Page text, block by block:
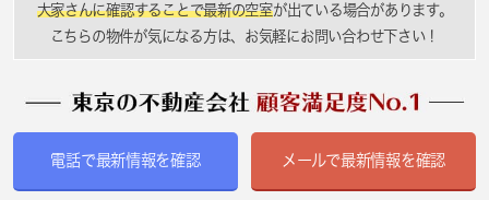
大家さんに確認することで最新の空室が出ている場合があります。
こちらの物件が気になる方は、お気軽にお問い合わせ下さい！
電話で最新情報を確認 メールで最新情報を確認